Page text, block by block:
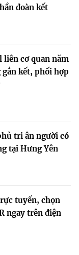
đoàn kết
liên cơ quan năm
kết, phối hợp
tri ân người có
tại Hưng Yên
tuyến, chọn
ngay trên điện